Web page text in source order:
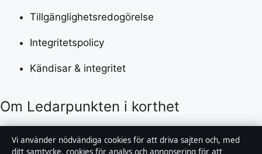
Tillgänglighetsredogörelse
Integritetspolicy
Kändisar & integritet
Om Ledarpunkten i korthet
Ledarpunkten är en oberoende svensk digital
nyhetssajt med fokus på film, tv, kultur och
Vi använder nödvändiga cookies för att driva sajten och, med
ditt samtycke, cookies för analys och annonsering för att